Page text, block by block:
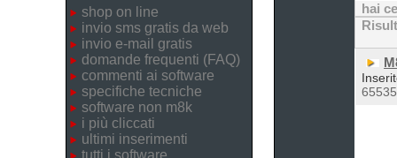
shop on line
invio sms gratis da web
invio e-mail gratis
domande frequenti (FAQ)
commenti ai software
specifiche tecniche
software non m8k
i più cliccati
ultimi inserimenti
tutti i software
hai
65535